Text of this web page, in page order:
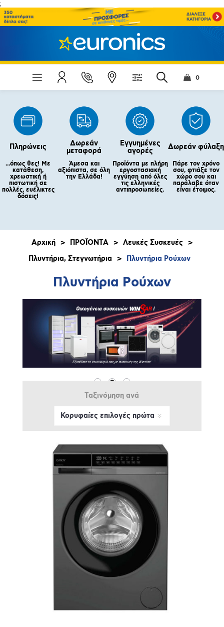
;
0
Πληρώνεις
...όπως θες! Με
κατάθεση,
χρεωστική ή
πιστωτική σε
πολλές, ευέλικτες
δόσεις!
Δωρεάν
μεταφορά
Άμεσα και
αξιόπιστα, σε όλη
την Ελλάδα!
Εγγυημένες
αγορές
Προϊόντα με πλήρη
εργοστασιακή
εγγύηση από όλες
τις ελληνικές
αντιπροσωπείες.
Δωρεάν φύλαξη
Πάρε τον χρόνο
σου, φτιάξε τον
χώρο σου και
παράλαβε όταν
είναι έτοιμος.
Αρχική > ΠΡΟΪΟΝΤΑ > Λευκές Συσκευές
>
Πλυντήρια, Στεγνωτήρια
> Πλυντήρια Ρούχων
Πλυντήρια Ρούχων
Ταξινόμηση ανά